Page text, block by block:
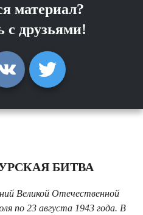
материал?
с друзьями!
БИТВА
Великой Отечественной
по 23 августа 1943 года. В